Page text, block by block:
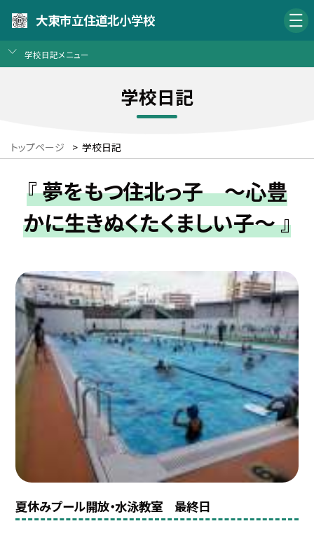
大東市立住道北小学校
学校日記メニュー
学校日記
トップページ > 学校日記
『 夢をもつ住北っ子 〜心豊
かに生きぬくたくましい子〜 』
夏休みプール開放・水泳教室 最終日